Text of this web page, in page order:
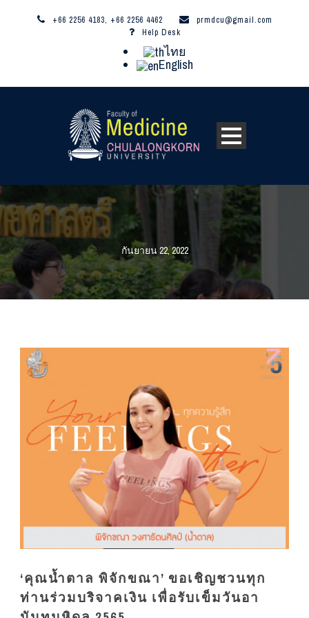
+66 2256 4183, +66 2256 4462
prmdcu@gmail.com
Help Desk
ไทย
English
กันยายน 22, 2022
‘คุณน้ำตาล พิจักขณา’ ขอเชิญชวนทุก
ท่านร่วมบริจาคเงิน เพื่อรับเข็มวันอา